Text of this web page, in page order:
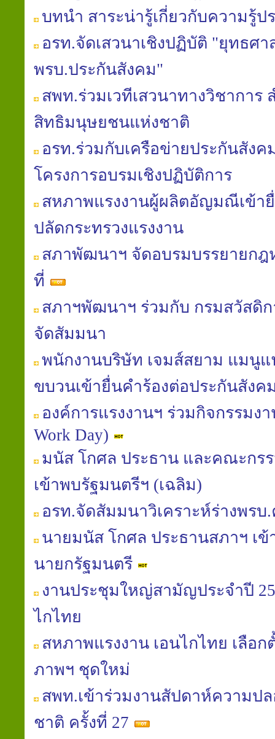
บทนำ สาระน่ารู้เกี่ยวกับความรู้ป
อรท.จัดเสวนาเชิงปฏิบัติ "ยุทธศา
พรบ.ประกันสังคม"
สพท.ร่วมเวทีเสวนาทางวิชากา
สิทธิมนุษยชนแห่งชาติ
อรท.ร่วมกับเครือข่ายประกันสัง
โครงการอบรมเชิงปฏิบัติการ
สหภาพแรงงานผู้ผลิตอัญมณีเข้า
ปลัดกระทรวงแรงงาน
สภาพัฒนาฯ จัดอบรมบรรยายกฎ
ที่
สภาฯพัฒนาฯ ร่วมกับ กรมสวัสดิก
จัดสัมมนา
พนักงานบริษัท เจมส์สยาม แมนูแ
ขบวนเข้ายื่นคำร้องต่อประกันสังค
องค์การแรงงานฯ ร่วมกิจกรรมง
Work Day)
มนัส โกศล ประธาน และคณะกร
เข้าพบรัฐมนตรีฯ (เฉลิม)
อรท.จัดสัมมนาวิเคราะห์ร่างพรบ
นายมนัส โกศล ประธานสภาฯ เ
นายกรัฐมนตรี
งานประชุมใหญ่สามัญประจำปี
ไกไทย
สหภาพแรงงาน เอนไกไทย เลือ
ภาพฯ ชุดใหม่
สพท.เข้าร่วมงานสัปดาห์ความป
ชาติ ครั้งที่ 27